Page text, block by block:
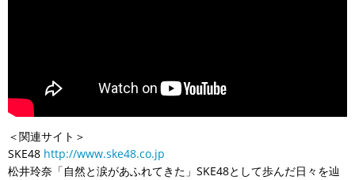
＜関連サイト＞
SKE48 http://www.ske48.co.jp
松井玲奈「自然と涙があふれてきた」SKE48として歩んだ日々を辿